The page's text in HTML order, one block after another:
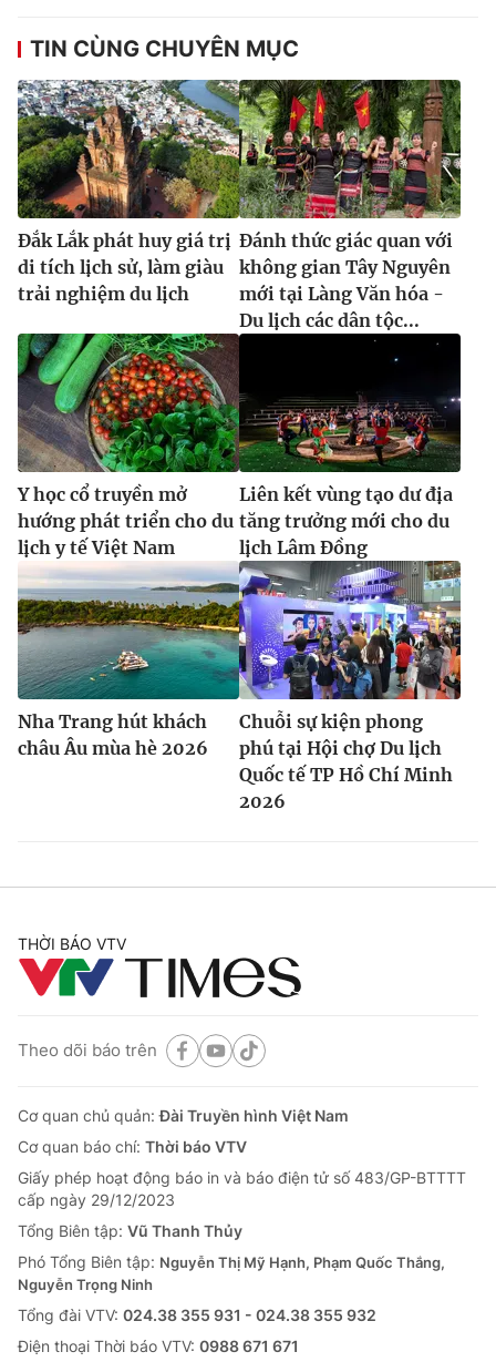
TIN CÙNG CHUYÊN MỤC
Đắk Lắk phát huy giá trị
di tích lịch sử, làm giàu
trải nghiệm du lịch
Đánh thức giác quan với
không gian Tây Nguyên
mới tại Làng Văn hóa -
Du lịch các dân tộc...
Y học cổ truyền mở
hướng phát triển cho du
lịch y tế Việt Nam
Liên kết vùng tạo dư địa
tăng trưởng mới cho du
lịch Lâm Đồng
Nha Trang hút khách
châu Âu mùa hè 2026
Chuỗi sự kiện phong
phú tại Hội chợ Du lịch
Quốc tế TP Hồ Chí Minh
2026
THỜI BÁO VTV
Theo dõi báo trên
Cơ quan chủ quản:Đài Truyền hình Việt Nam
Cơ quan báo chí: Thời báo VTV
Giấy phép hoạt động báo in và báo điện tử số 483/GP-BTTTT
cấp ngày 29/12/2023
Tổng Biên tập: Vũ Thanh Thủy
Phó Tổng Biên tập: Nguyễn Thị Mỹ Hạnh, Phạm Quốc Thắng,
Nguyễn Trọng Ninh
Tổng đài VTV: 024.38 355 931 - 024.38 355 932
Ðiện thoại Thời báo VTV: 0988 671 671